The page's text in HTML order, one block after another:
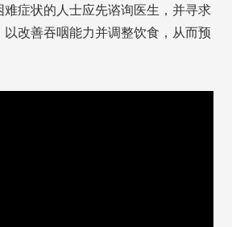
难症状的人士应先谘询医生，并寻求
改善吞咽能力并调整饮食，从而预